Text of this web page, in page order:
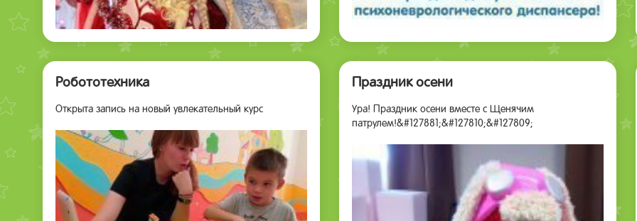
Робототехника
Открыта запись на новый увлекательный курс
Праздник осени
Ура! Праздник осени вместе с Щенячим
патрулем!&#127881;&#127810;&#127809;